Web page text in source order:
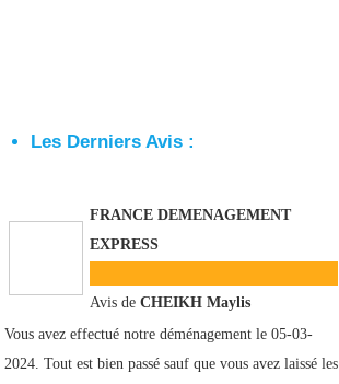
Les Derniers Avis :
FRANCE DEMENAGEMENT
EXPRESS
Avis de CHEIKH Maylis
Vous avez effectué notre déménagement le 05-03-
2024. Tout est bien passé sauf que vous avez laissé les